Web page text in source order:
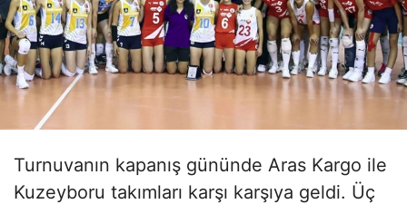
Turnuvanın kapanış gününde Aras Kargo ile
Kuzeyboru takımları karşı karşıya geldi. Üç